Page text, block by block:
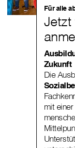
Für alle
Jetzt
Zukunft
Die
mit